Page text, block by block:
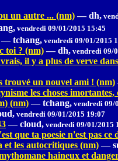
un autre ... (nm) — dh,
vendredi 09/01/2015 15:45
— tchang, vendredi 09/01/2015
toi ? (nm) — dh, vendredi 09/
il y a plus de verve
trouvé un nouvel ami ! (nm)
les choses
(nm) — tchang, vendredi 09/
vendredi 09/01/2015 19:07
— cloud, vendredi 09/01/2015
que ta poesie n'est pas
et les autocritiques (nm) —
haineux et